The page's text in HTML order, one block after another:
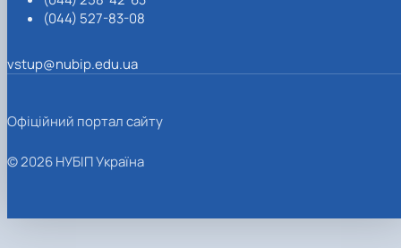
(044) 527-83-08
vstup@nubip.edu.ua
Офіційний портал сайту
© 2026 НУБІП Україна